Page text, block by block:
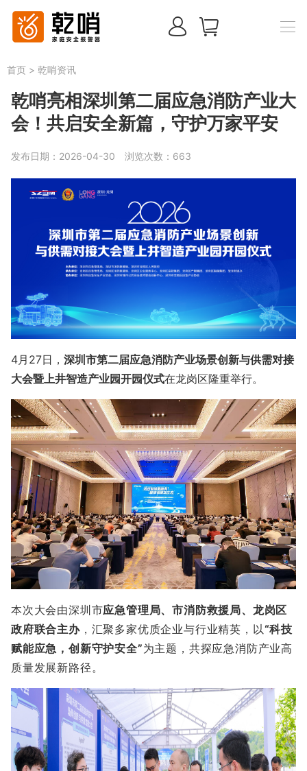
首页 > 乾哨资讯
乾哨亮相深圳第二届应急消防产业大
会！共启安全新篇，守护万家平安
发布日期：2026-04-30 浏览次数： 663
4月27日， 深圳市第二届应急消防产业场景创新与供需对接
大会暨上井智造产业园开园仪式在龙岗区隆重举行。
本次大会由深圳市应急管理局、市消防救援局、龙岗区
政府联合主办，汇聚多家优质企业与行业精英，以“科技
赋能应急，创新守护安全”为主题，共探应急消防产业高
质量发展新路径。